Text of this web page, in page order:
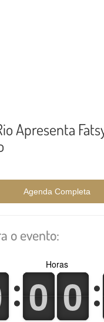
Apresenta
Agenda Completa
o evento:
0
0
1
1 0
0
1
1
Horas